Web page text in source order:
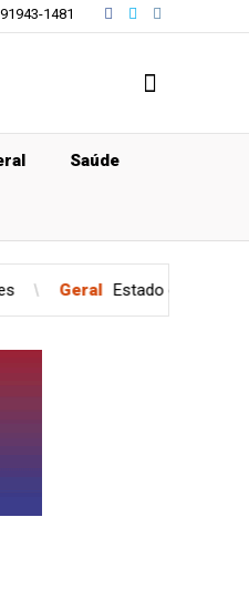
1481
Saúde
de São Paulo confirma caso